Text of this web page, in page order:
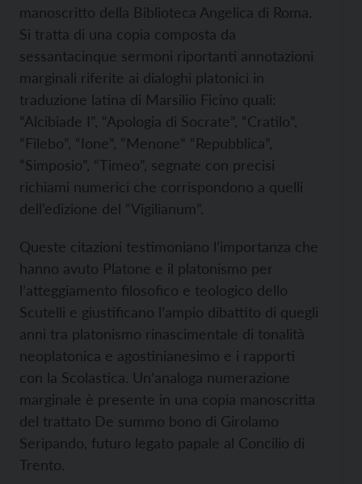
manoscritto della Biblioteca Angelica di Roma.
Si tratta di una copia composta da
sessantacinque sermoni riportanti annotazioni
marginali riferite ai dialoghi platonici in
traduzione latina di Marsilio Ficino quali:
“Alcibiade I”, “Apologia di Socrate”, “Cratilo”,
“Filebo”, “Ione”, “Menone” “Repubblica”,
“Simposio”, “Timeo”, segnate con precisi
richiami numerici che corrispondono a quelli
dell’edizione del “Vigilianum”.
Queste citazioni testimoniano l’importanza che
hanno avuto Platone e il platonismo per
l’atteggiamento filosofico e teologico dello
Scutelli e giustificano l’ampio dibattito di quegli
anni tra platonismo rinascimentale di tonalità
neoplatonica e agostinianesimo e i rapporti
con la Scolastica. Un’analoga numerazione
marginale è presente in una copia manoscritta
del trattato De summo bono di Girolamo
Seripando, futuro legato papale al Concilio di
Trento.